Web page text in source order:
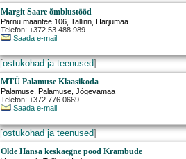
Margit Saare õmblustööd
Pärnu maantee 106 ,Tallinn , Harjumaa
Telefon: +372 53 488 989
Saada e-mail
[ostukohad ja teenused]
MTÜ Palamuse Klaasikoda
Palamuse Palamuse , Jõgevamaa
Telefon: +372 776 0669
Saada e-mail
[ostukohad ja teenused]
Olde Hansa keskaegne pood Krambude